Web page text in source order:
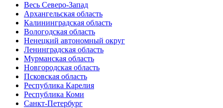
Весь Северо-Запад
Архангельская область
Калининградская область
Вологодская область
Ненецкий автономный округ
Ленинградская область
Мурманская область
Новгородская область
Псковская область
Республика Карелия
Республика Коми
Санкт-Петербург